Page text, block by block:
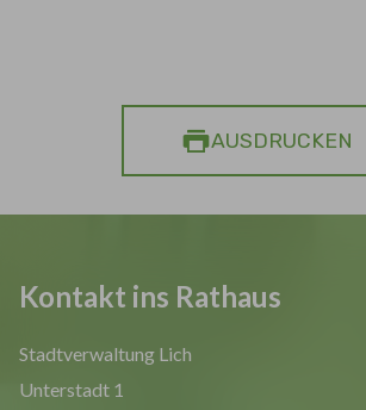
AUSDRUCKEN
Kontakt ins Rathaus
Stadtverwaltung Lich
Unterstadt 1